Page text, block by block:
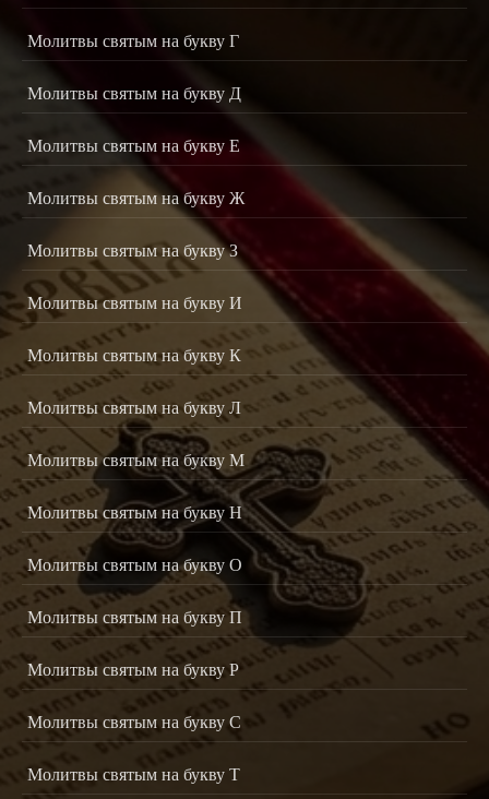
Молитвы святым на букву Г
Молитвы святым на букву Д
Молитвы святым на букву Е
Молитвы святым на букву Ж
Молитвы святым на букву З
Молитвы святым на букву И
Молитвы святым на букву К
Молитвы святым на букву Л
Молитвы святым на букву М
Молитвы святым на букву Н
Молитвы святым на букву О
Молитвы святым на букву П
Молитвы святым на букву Р
Молитвы святым на букву С
Молитвы святым на букву Т